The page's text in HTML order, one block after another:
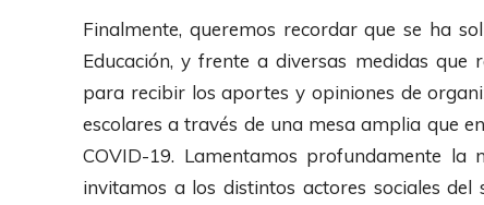
Finalmente, queremos recordar que se ha
Educación, y frente a diversas medidas que
para recibir los aportes y opiniones de
escolares a través de una mesa amplia que
COVID-19. Lamentamos profundamente
invitamos a los distintos actores sociales